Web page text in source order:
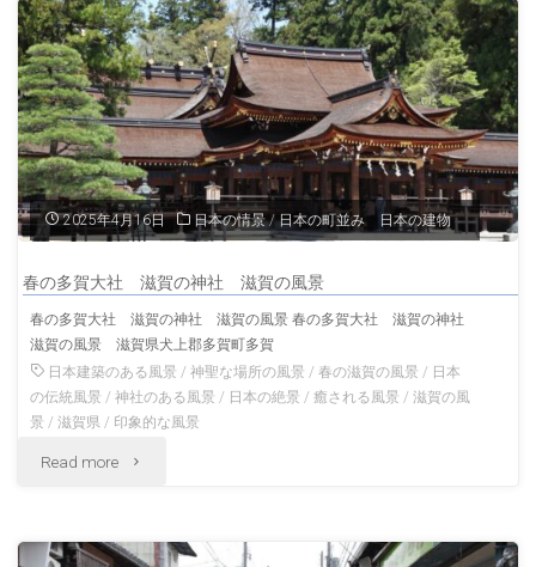
馬
通
り」
滋
賀
景"
神
社
滋
賀
の
社
滋
賀
景"
2025年4月16日 日本の情景 / 日本の町並み 日本の建物
春の多賀大社 滋賀の神社 滋賀の風景
春の多賀大社 滋賀の神社 滋賀の風景 春の多賀大社 滋賀の神社
滋賀の風景 滋賀県犬上郡多賀町多賀
日本建築のある風景 /神聖な場所の風景 /春の滋賀の風景 / 日本
の伝統風景 /神社のある風景 / 日本の絶景 /癒される風景 /滋賀の風
景 /滋賀県 / 印象的な風景
Read more "春
多